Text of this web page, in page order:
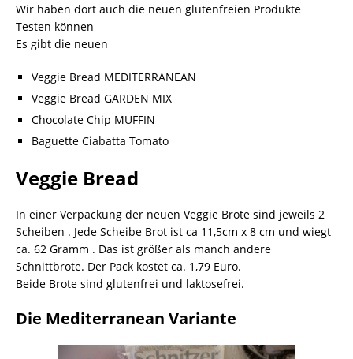
Wir haben dort auch die neuen glutenfreien Produkte
Testen können
Es gibt die neuen
Veggie Bread MEDITERRANEAN
Veggie Bread GARDEN MIX
Chocolate Chip MUFFIN
Baguette Ciabatta Tomato
Veggie Bread
In einer Verpackung der neuen Veggie Brote sind jeweils 2
Scheiben . Jede Scheibe Brot ist ca 11,5cm x 8 cm und wiegt
ca. 62 Gramm . Das ist größer als manch andere
Schnittbrote. Der Pack kostet ca. 1,79 Euro.
Beide Brote sind glutenfrei und laktosefrei.
Die Mediterranean Variante